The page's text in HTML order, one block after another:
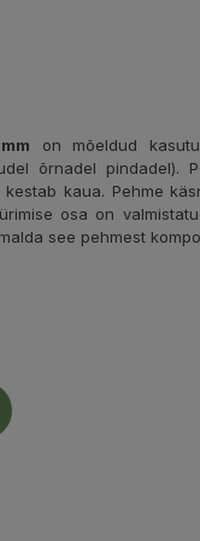
on mõeldud
õrnadel
kaua. Pehme
osa on
see pehmest